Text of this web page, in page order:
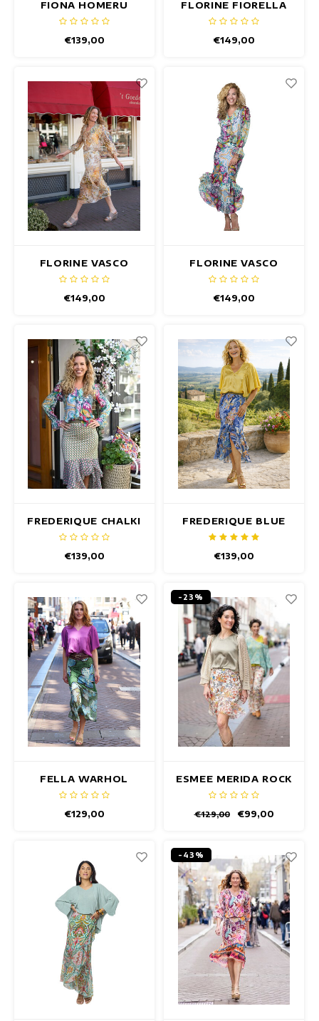
Maxikleider
Ärmellose Kleider
Sommerkleider
Bedruckte Kleider
FIONA HOMERU
ROCK
€139,00
FLORINE FIORELLA
ROCK
€149,00
FLORINE VASCO
ROCK - Copy
€149,00
FLORINE VASCO
ROCK
€149,00
FREDERIQUE CHALKI
ROCK
€139,00
FREDERIQUE BLUE
IRIS ROCK
€139,00
FELLA WARHOL
ROCK
€129,00
-23%
ESMEE MERIDA ROCK
€129,00 €99,00
-43%